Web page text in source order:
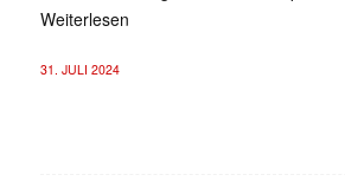
Weiterlesen
31. JULI 2024